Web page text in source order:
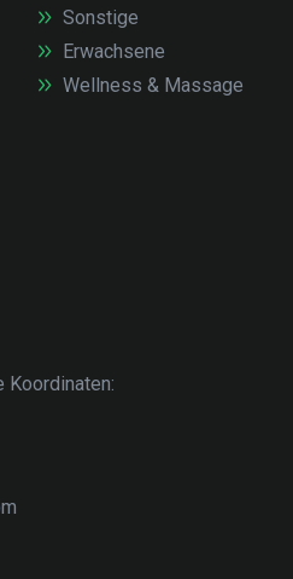
Sonstige
Erwachsene
Wellness & Massage
Koordinaten: